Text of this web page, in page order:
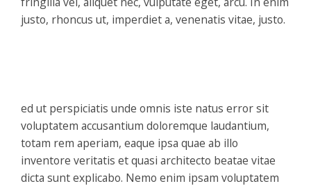
justo, rhoncus ut, imperdiet a, venenatis vitae, justo.
ed ut perspiciatis unde omnis iste natus error sit
voluptatem accusantium doloremque laudantium,
totam rem aperiam, eaque ipsa quae ab illo
inventore veritatis et quasi architecto beatae vitae
dicta sunt explicabo. Nemo enim ipsam voluptatem